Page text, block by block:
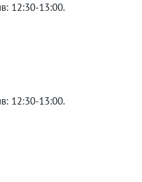
12:30-13:00.
12:30-13:00.